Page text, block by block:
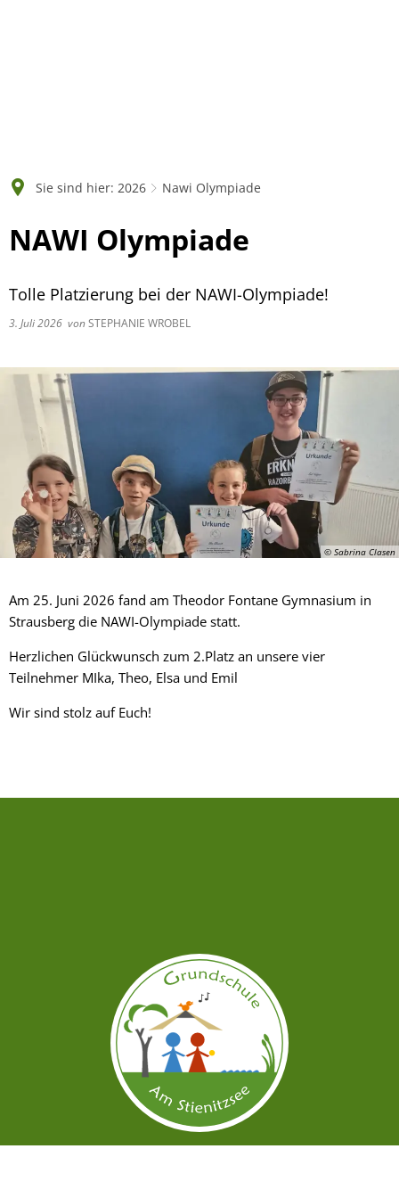
Sie sind hier: 2026 Nawi Olympiade
NAWI Olympiade
Tolle Platzierung bei der NAWI-Olympiade!
3. Juli 2026 vonSTEPHANIE WROBEL
© Sabrina Clasen
Am 25. Juni 2026 fand am Theodor Fontane Gymnasium in
Strausberg die NAWI-Olympiade statt.
Herzlichen Glückwunsch zum 2.Platz an unsere vier
Teilnehmer MIka, Theo, Elsa und Emil
Wir sind stolz auf Euch!